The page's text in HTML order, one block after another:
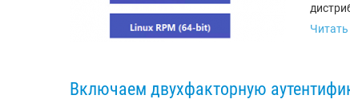
Включаем двухфакторную